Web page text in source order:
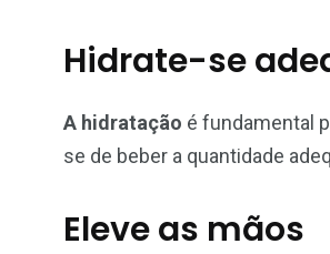
Hidrate-se
A hidratação é fundamental
se de beber a quantidade
Eleve as mãos